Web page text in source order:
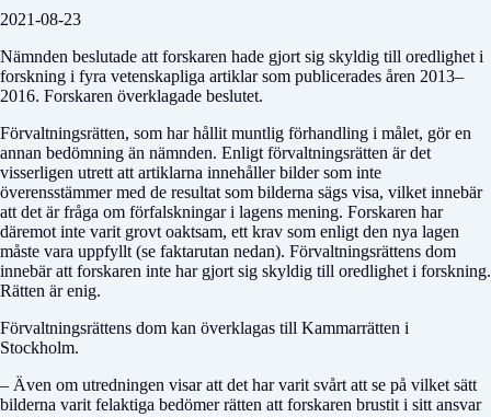
2021-08-23
Nämnden beslutade att forskaren hade gjort sig skyldig till oredlighet i
forskning i fyra vetenskapliga artiklar som publicerades åren 2013–
2016. Forskaren överklagade beslutet.
Förvaltningsrätten, som har hållit muntlig förhandling i målet, gör en
annan bedömning än nämnden. Enligt förvaltnings­rätten är det
visserligen utrett att artiklarna innehåller bilder som inte
överensstämmer med de resultat som bilderna sägs visa, vilket innebär
att det är fråga om förfalskningar i lagens mening. Forskaren har
däremot inte varit grovt oaktsam, ett krav som enligt den nya lagen
måste vara uppfyllt (se faktarutan nedan). Förvaltningsrättens dom
innebär att forskaren inte har gjort sig skyldig till oredlighet i forskning.
Rätten är enig.
Förvaltningsrättens dom kan överklagas till Kammarrätten i
Stockholm.
– Även om utredningen visar att det har varit svårt att se på vilket sätt
bilderna varit felaktiga bedömer rätten att forskaren brustit i sitt ansvar